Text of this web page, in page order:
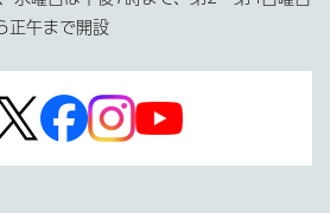
正午まで開設